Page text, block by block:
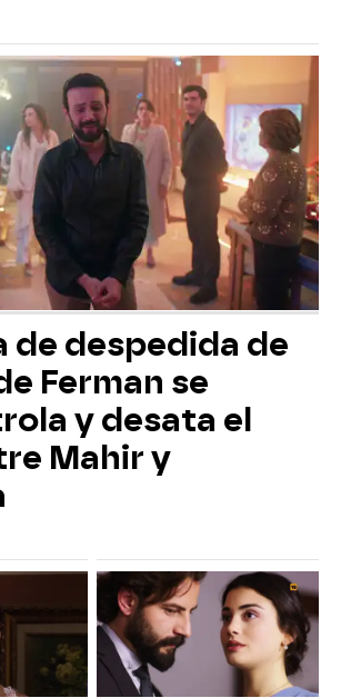
de despedida de
Ferman se
y desata el
Mahir y